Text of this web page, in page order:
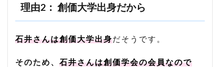
理由2： 創価大学出身だから
石井さんは創価大学出身だそうです。
そのため、 石井さんは創価学会の会員なので